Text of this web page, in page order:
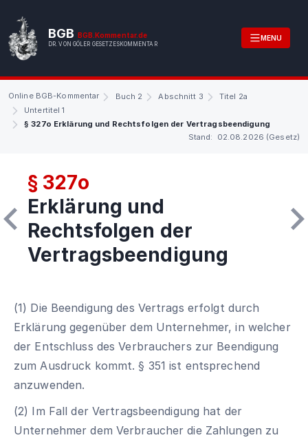
BGB BGB.Kommentar.de
DR. VON GÖLER GESETZESKOMMENTAR
MENU
Online BGB-Kommentar Buch 2 Abschnitt 3
Titel 2a
Untertitel 1
§ 327o Erklärung und Rechtsfolgen der Vertragsbeendigung
Stand: 02.08.2026 (Gesetz)
§ 327o
Erklärung und
Rechtsfolgen der
Vertragsbeendigung
(1) Die Beendigung des Vertrags erfolgt durch
Erklärung gegenüber dem Unternehmer, in welcher
der Entschluss des Verbrauchers zur Beendigung
zum Ausdruck kommt. § 351 ist entsprechend
anzuwenden.
(2) Im Fall der Vertragsbeendigung hat der
Unternehmer dem Verbraucher die Zahlungen zu